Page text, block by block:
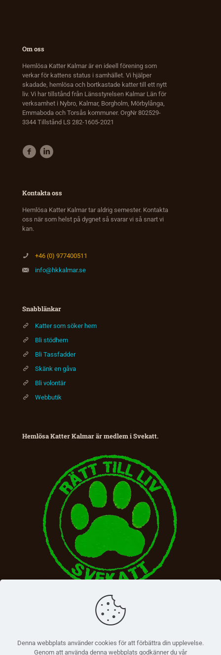
Om oss
Hemlösa Katter Kalmar är en ideell förening som
verkar för kattens status i samhället. Vi hjälper
skadade, hemlösa och bortkastade katter till ett nytt
liv. Vi har tillstånd från Länsstyrelsen Kalmar Län för
verksamhet i Nybro, Kalmar, Borgholm, Mörbylånga,
Emmaboda och Torsås kommuner. OrgNr 802529-
3344 Tillstånd LS 282-1605-2021
Kontakta oss
Hemlösa Katter Kalmar tar aldrig semester. Kontakta
oss när som helst på dygnet så svarar vi så snart vi
kan.
+46 (0) 977400511
info@hkkalmar.se
Snabblänkar
Katter som söker hem
Bli stödhem
Bli Tassfadder
Skänk en gåva
Bli volontär
Webbutik
Hemlösa Katter Kalmar är medlem i Svekatt.
Denna webbplats använder cookies för att förbättra din upplevelse.
Genom att använda denna webbplats godkänner du vår